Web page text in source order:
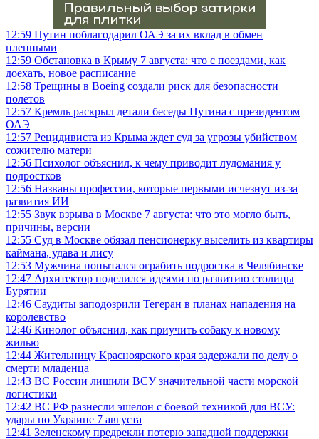
12:59 Путин поблагодарил ОАЭ за их вклад в обмен
пленными
12:59 Обстановка в Крыму 7 августа: что с поездами, как
доехать, новое расписание
12:58 Трещины в Boeing создали риск для безопасности
полетов
12:57 Кремль раскрыл детали беседы Путина с президентом
ОАЭ
12:57 Рецидивиста из Крыма ждет суд за угрозы убийством
сожителю матери
12:56 Психолог объяснил, к чему приводит лудомания у
подростков
12:56 Названы профессии, которые первыми исчезнут из-за
развития ИИ
12:55 Звук взрыва в Москве 7 августа: что это могло быть,
причины, версии
12:55 Суд в Москве обязал пенсионерку выселить из квартиры
каймана, удава и лису
12:53 Мужчина попытался ограбить подростка в Челябинске
12:47 Архитектор поделился идеями по развитию столицы
Бурятии
12:46 Саудиты заподозрили Тегеран в планах нападения на
королевство
12:46 Кинолог объяснил, как приучить собаку к новому
жилью
12:44 Жительницу Красноярского края задержали по делу о
смерти младенца
12:43 ВС России лишили ВСУ значительной части морской
логистики
12:42 ВС РФ разнесли эшелон с боевой техникой для ВСУ:
удары по Украине 7 августа
12:41 Зеленскому предрекли потерю западной поддержки